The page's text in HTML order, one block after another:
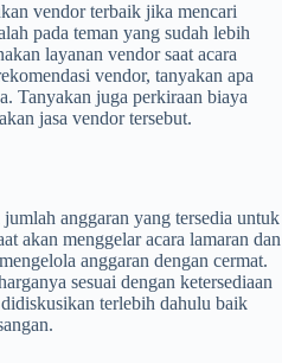
vendor terbaik jika mencari
pada teman yang sudah lebih
layanan vendor saat acara
vendor, tanyakan apa
Tanyakan juga perkiraan biaya
jasa vendor tersebut.
anggaran yang tersedia untuk
akan menggelar acara lamaran dan
anggaran dengan cermat.
sesuai dengan ketersediaan
terlebih dahulu baik